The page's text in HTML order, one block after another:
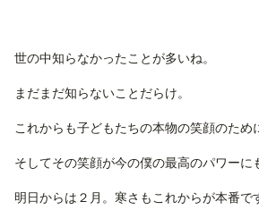
世の中知らなかったことが多いね。
まだまだ知らないことだらけ。
これからも子どもたちの本物の笑顔のため
そしてその笑顔が今の僕の最高のパワーに
明日からは２月。寒さもこれからが本番で